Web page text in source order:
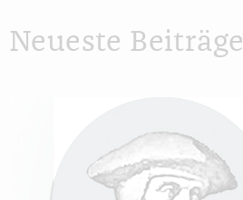
Neueste Beiträge